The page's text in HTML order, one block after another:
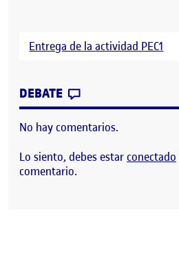
Entrega de la actividad PEC1
DEBATE
No hay comentarios.
Lo siento, debes estarconectado
comentario.